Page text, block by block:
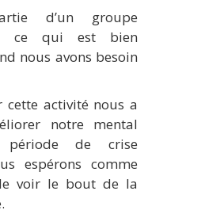
d’un groupe
ce qui est bien
nous avons besoin
cette activité nous a
notre mental
de crise
espérons comme
voir le bout de la